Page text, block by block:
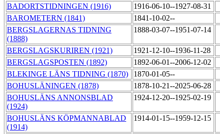
BADORTSTIDNINGEN (1916)
1916-06-10--1927-08-31
BAROMETERN (1841)
1841-10-02--
BERGSLAGERNAS TIDNING
(1888)
1888-03-07--1951-07-14
BERGSLAGSKURIREN (1921)
1921-12-10--1936-11-28
BERGSLAGSPOSTEN (1892)
1892-06-01--2006-12-02
BLEKINGE LÄNS TIDNING (1870)
1870-01-05--
BOHUSLÄNINGEN (1878)
1878-10-21--2025-06-28
BOHUSLÄNS ANNONSBLAD
(1924)
1924-12-20--1925-02-19
BOHUSLÄNS KÖPMANNABLAD
(1914)
1914-01-15--1959-12-15